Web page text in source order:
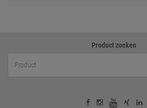
Product zoeken